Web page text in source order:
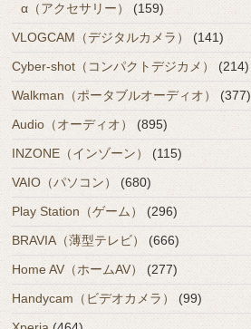
α（アクセサリー）
(159)
VLOGCAM（デジタルカメラ）
(141)
Cyber-shot（コンパクトデジカメ） (214)
Walkman（ポータブルオーディオ）
(377)
Audio（オーディオ）
(895)
INZONE（インゾーン）
(115)
VAIO（パソコン）
(680)
Play Station（ゲーム）
(296)
BRAVIA（薄型テレビ）
(666)
Home AV（ホームAV）
(277)
Handycam（ビデオカメラ）
(99)